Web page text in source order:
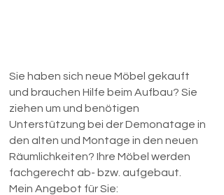
Sie haben sich neue Möbel gekauft
und brauchen Hilfe beim Aufbau? Sie
ziehen um und benötigen
Unterstützung bei der Demonatage in
den alten und Montage in den neuen
Räumlichkeiten? Ihre Möbel werden
fachgerecht ab- bzw. aufgebaut.
Mein Angebot für Sie: